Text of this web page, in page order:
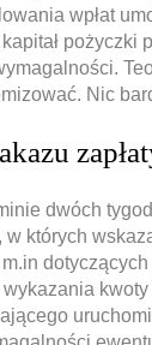
wpłat
pożyczki
Nic
dwóch
w których